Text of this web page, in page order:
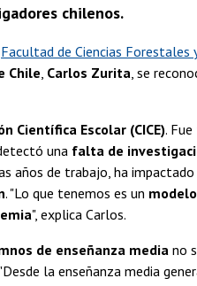
chilenos.
Facultad de Ciencias Forestales
Chile Carlos Zurita , se
Científica Escolar (CICE).
una falta de
años de trabajo, ha
. "Lo que tenemos es un
", explica Carlos.
de enseñanza media no
la enseñanza media